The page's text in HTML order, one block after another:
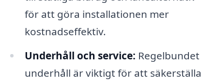
för att göra installationen mer
kostnadseffektiv.
Underhåll och service: Regelbundet
underhåll är viktigt för att säkerställa